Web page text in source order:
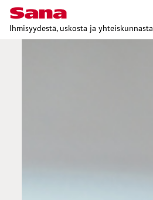
Ihmisyydestä, uskosta ja yhteiskunnasta